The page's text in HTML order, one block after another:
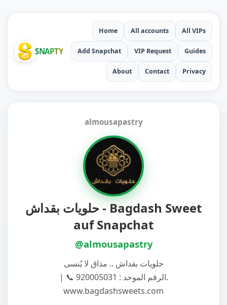
SNAPTY
Home All accounts All VIPs
Add Snapchat VIP Request Guides
About Contact Privacy
almousapastry
حلويات بقداش - Bagdash Sweet
auf Snapchat
@almousapastry
حلويات بقداش .. مذاق لا يُنسى
| 📞 الرقم الموحد : 920005031.
www.bagdashsweets.com